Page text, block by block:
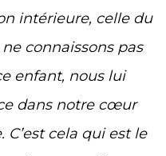
intérieure, celle du
connaissons pas
enfant, nous lui
dans notre cœur
cela qui est le